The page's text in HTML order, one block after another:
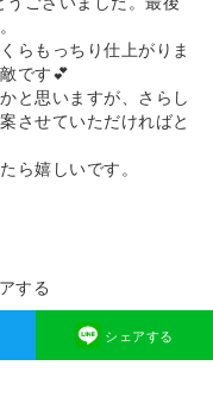
らもっちり仕上がりま
です💕
と思いますが、さらし
させていただければと
ら嬉しいです。
する
シェアする